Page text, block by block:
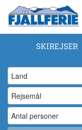
SKIREJSER